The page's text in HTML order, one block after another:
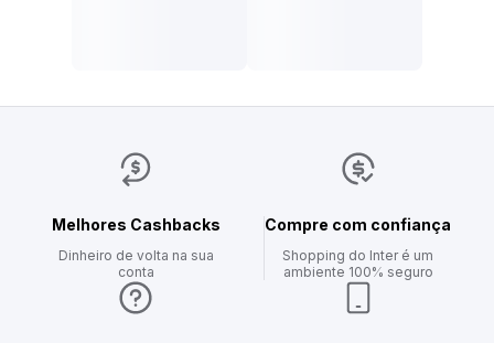
Melhores Cashbacks
Dinheiro de volta na sua
conta
Compre com confiança
Shopping do Inter é um
ambiente 100% seguro